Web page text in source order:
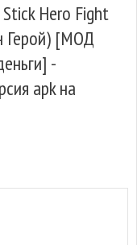
Hero Fight
Герой) [МОД
-
apk на